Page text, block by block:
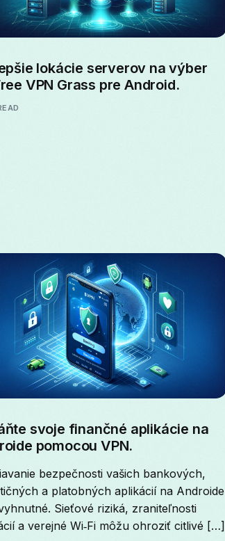
lokácie serverov na výber
VPN Grass pre Android.
svoje finančné aplikácie na
pomocou VPN.
bezpečnosti vašich bankových,
a platobných aplikácií na Androide
Sieťové riziká, zraniteľnosti
a verejné Wi‑Fi môžu ohroziť citlivé […]